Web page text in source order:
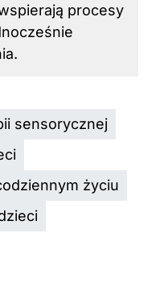
procesy
sensorycznej
życiu